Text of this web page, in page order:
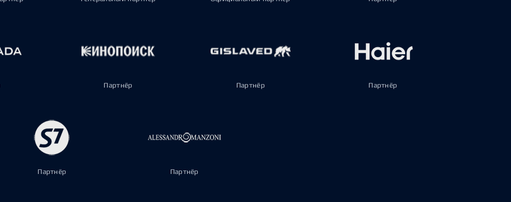
Партнёр Партнёр Партнёр
Партнёр Партнёр